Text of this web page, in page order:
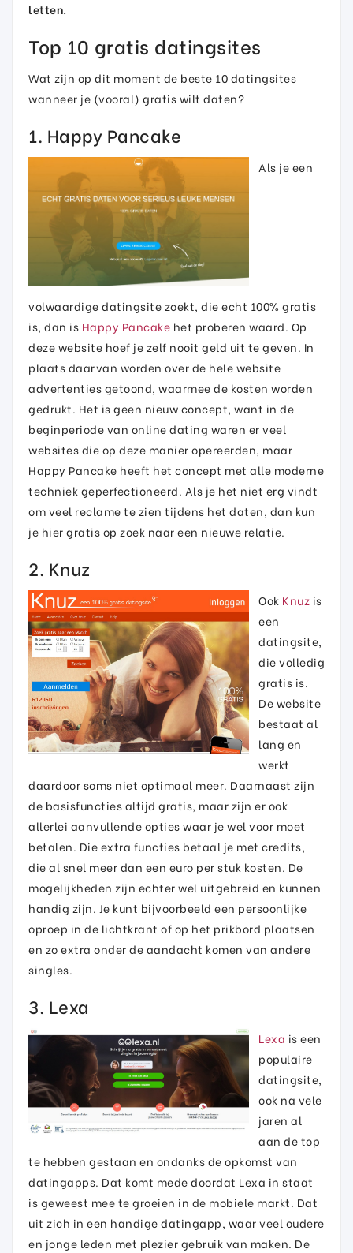
letten.
Top 10 gratis datingsites
Wat zijn op dit moment de beste 10 datingsites
wanneer je (vooral) gratis wilt daten?
1. Happy Pancake
Als je een
volwaardige datingsite zoekt, die echt 100% gratis
is, dan is Happy Pancake het proberen waard. Op
deze website hoef je zelf nooit geld uit te geven. In
plaats daarvan worden over de hele website
advertenties getoond, waarmee de kosten worden
gedrukt. Het is geen nieuw concept, want in de
beginperiode van online dating waren er veel
websites die op deze manier opereerden, maar
Happy Pancake heeft het concept met alle moderne
techniek geperfectioneerd. Als je het niet erg vindt
om veel reclame te zien tijdens het daten, dan kun
je hier gratis op zoek naar een nieuwe relatie.
2. Knuz
Ook Knuz is
een
datingsite,
die volledig
gratis is.
De website
bestaat al
lang en
werkt
daardoor soms niet optimaal meer. Daarnaast zijn
de basisfuncties altijd gratis, maar zijn er ook
allerlei aanvullende opties waar je wel voor moet
betalen. Die extra functies betaal je met credits,
die al snel meer dan een euro per stuk kosten. De
mogelijkheden zijn echter wel uitgebreid en kunnen
handig zijn. Je kunt bijvoorbeeld een persoonlijke
oproep in de lichtkrant of op het prikbord plaatsen
en zo extra onder de aandacht komen van andere
singles.
3. Lexa
Lexa is een
populaire
datingsite,
ook na vele
jaren al
aan de top
te hebben gestaan en ondanks de opkomst van
datingapps. Dat komt mede doordat Lexa in staat
is geweest mee te groeien in de mobiele markt. Dat
uit zich in een handige datingapp, waar veel oudere
en jonge leden met plezier gebruik van maken. De